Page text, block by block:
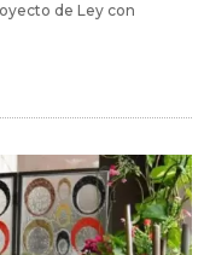
de Ley con